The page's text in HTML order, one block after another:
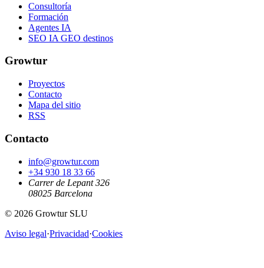
Consultoría
Formación
Agentes IA
SEO IA GEO destinos
Growtur
Proyectos
Contacto
Mapa del sitio
RSS
Contacto
info@growtur.com
+34 930 18 33 66
Carrer de Lepant 326
08025 Barcelona
© 2026 Growtur SLU
Aviso legal·Privacidad·Cookies